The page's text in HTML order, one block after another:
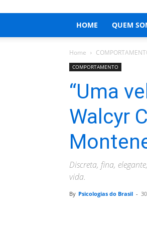
HOME QUEM
Home
COMPORTAMENTO
“Uma
Walcyr
Discreta, fina,
vida.
By Psicologias do Brasil -